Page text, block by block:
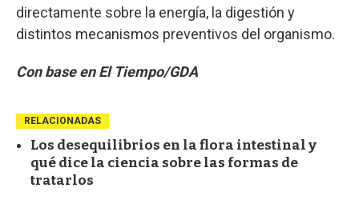
directamente sobre la energía, la digestión y
distintos mecanismos preventivos del organismo.
Con base en El Tiempo/GDA
RELACIONADAS
Los desequilibrios en la flora intestinal y
qué dice la ciencia sobre las formas de
tratarlos